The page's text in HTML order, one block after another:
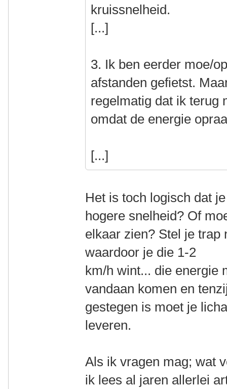
kruissnelheid.
[...]
3. Ik ben eerder moe/
afstanden gefietst.
regelmatig dat ik terug
omdat de energie
[...]
Het is toch logisch dat
hogere snelheid? Of
elkaar zien? Stel je trap
waardoor je die 1-2
km/h wint... die energie
vandaan komen en
gestegen is moet je
leveren.
Als ik vragen mag; wat
ik lees al jaren allerlei